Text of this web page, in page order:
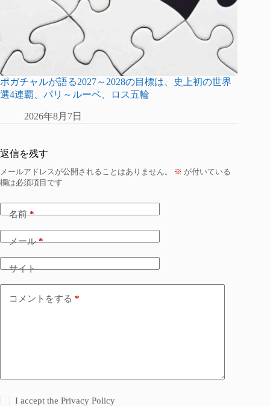
ポガチャルが語る2027～2028の目標は、史上初の世界
選4連覇、パリ～ルーベ、ロス五輪
2026年8月7日
返信を残す
メールアドレスが公開されることはありません。 ※ が付いている
欄は必須項目です
名前*
メール*
サイト
コメントをする *
I accept thePrivacy Policy